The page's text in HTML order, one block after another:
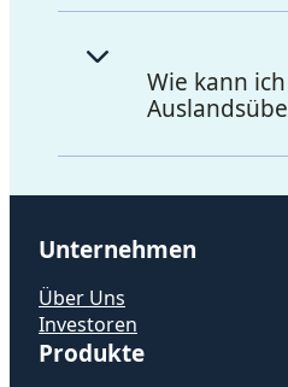
Wie kann
Unternehmen
Über Uns
Investoren
Produkte